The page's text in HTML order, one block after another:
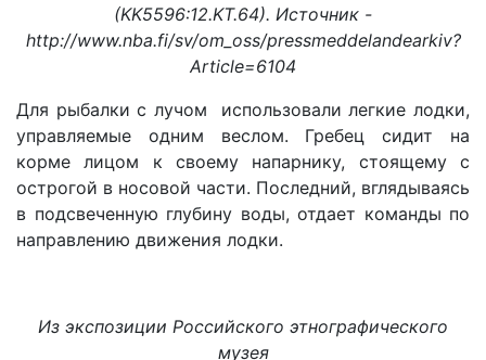
(KK5596:12.KT.64). Источник -
http://www.nba.fi/sv/om_oss/pressmeddelandearkiv?
Article=6104
Для рыбалки с лучом использовали легкие лодки,
управляемые одним веслом. Гребец сидит на
корме лицом к своему напарнику, стоящему с
острогой в носовой части. Последний, вглядываясь
в подсвеченную глубину воды, отдает команды по
направлению движения лодки.
Из экспозиции Российского этнографического
музея